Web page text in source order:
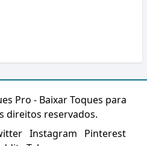
Pro - Baixar Toques para
direitos reservados.
Instagram
Pinterest